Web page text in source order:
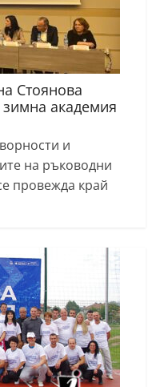
Стоянова
академия
и
на ръководни
провежда край